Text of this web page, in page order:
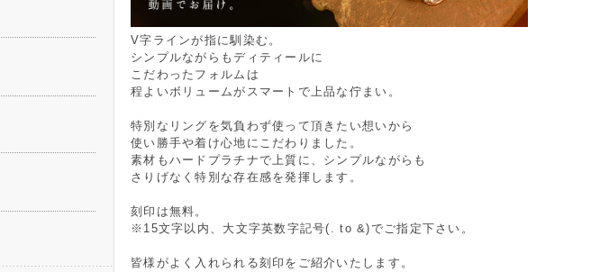
V字ラインが指に馴染む。
シンプルながらもディティールに
こだわったフォルムは
程よいボリュームがスマートで上品な佇まい。
特別なリングを気負わず使って頂きたい想いから
使い勝手や着け心地にこだわりました。
素材もハードプラチナで上質に、シンプルながらも
さりげなく特別な存在感を発揮します。
刻印は無料。
※15文字以内、大文字英数字記号(. to &)でご指定下さい。
皆様がよく入れられる刻印をご紹介いたします。